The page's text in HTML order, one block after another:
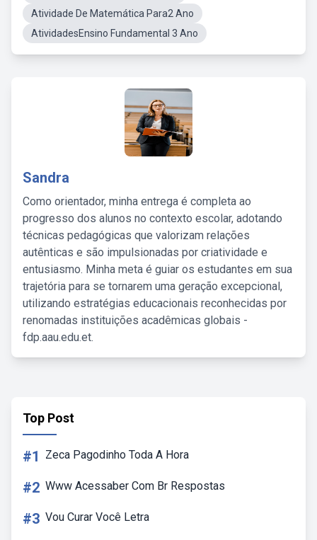
Atividade De Matemática Para2 Ano
AtividadesEnsino Fundamental 3 Ano
Sandra
Como orientador, minha entrega é completa ao
progresso dos alunos no contexto escolar, adotando
técnicas pedagógicas que valorizam relações
autênticas e são impulsionadas por criatividade e
entusiasmo. Minha meta é guiar os estudantes em sua
trajetória para se tornarem uma geração excepcional,
utilizando estratégias educacionais reconhecidas por
renomadas instituições acadêmicas globais -
fdp.aau.edu.et.
Top Post
#1 Zeca Pagodinho Toda A Hora
#2 Www Acessaber Com Br Respostas
#3 Vou Curar Você Letra